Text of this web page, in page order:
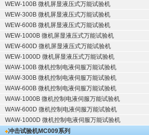
WEW-100B 微机屏显液压式万能试验机
WEW-300B 微机屏显液压式万能试验机
WEW-600B 微机屏显液压式万能试验机
WEW-1000B 微机屏显液压式万能试验机
WEW-600D 微机屏显液压式万能试验机
WEW-1000D 微机屏显液压式万能试验机
WAW-100B 微机控制电液伺服万能试验机
WAW-300B 微机控制电液伺服万能试验机
WAW-600B 微机控制电液伺服万能试验机
WAW-1000B 微机控制电液伺服万能试验机
WAW-600D 微机控制电液伺服万能试验机
WAW-1000D 微机控制电液伺服万能试验机
冲击试验机MC009系列